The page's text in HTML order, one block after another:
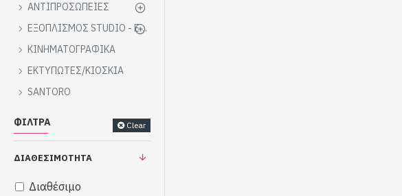
ΑΝΤΙΠΡΟΣΩΠΕΙΕΣ
ΕΞΟΠΛΙΣΜΟΣ STUDIΟ - ΕΠΑΓΓΕΛΜΑΤΙΚΑ
ΚΙΝΗΜΑΤΟΓΡΑΦΙΚΑ
ΕΚΤΥΠΩΤΕΣ/ΚΙΟΣΚΙΑ
SANTORO
ΦΊΛΤΡΑ Clear
ΔΙΑΘΕΣΙΜΌΤΗΤΑ
Διαθέσιμο